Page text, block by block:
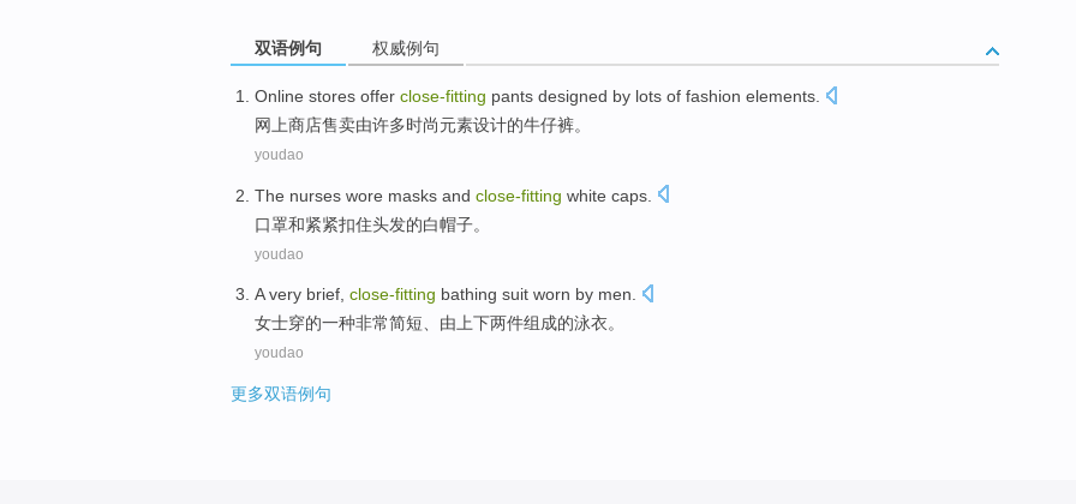
双语例句 权威例句
Online stores offer close-fitting pants designed by lots of fashion elements
网上商店售卖由许多时尚元素设计的牛仔裤。
youdao
The nurses wore masks and close-fitting white caps
口罩和紧紧扣住头发的白帽子。
youdao
A very brief, close-fitting bathing suit worn by men.
女士穿的一种非常简短、 由上下两件组成的泳衣。
youdao
更多双语例句